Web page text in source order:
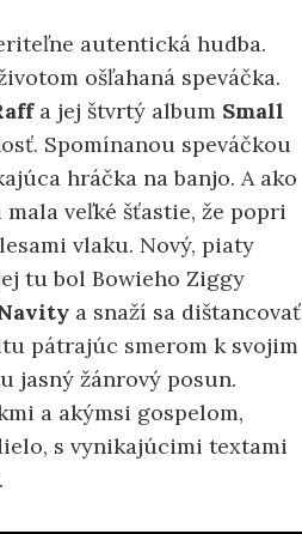
autentická hudba.
ošľahaná speváčka.
a jej štvrtý album Small
Spomínanou speváčkou
hráčka na banjo. A ako
veľké šťastie, že popri
vlaku. Nový, piaty
tu bol Bowieho Ziggy
a snaží sa dištancovať
pátrajúc smerom k svojim
jasný žánrový posun.
a akýmsi gospelom,
s vynikajúcimi textami